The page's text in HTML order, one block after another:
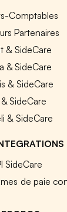
Comptables
Partenaires
& SideCare
& SideCare
& SideCare
SideCare
& SideCare
SideCare
de paie